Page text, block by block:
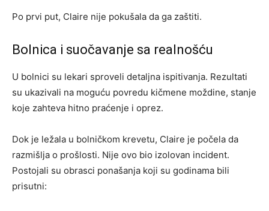
Po prvi put, Claire nije pokušala da ga zaštiti.
Bolnica i suočavanje sa realnošću
U bolnici su lekari sproveli detaljna ispitivanja. Rezultati
su ukazivali na moguću povredu kičmene moždine, stanje
koje zahteva hitno praćenje i oprez.
Dok je ležala u bolničkom krevetu, Claire je počela da
razmišlja o prošlosti. Nije ovo bio izolovan incident.
Postojali su obrasci ponašanja koji su godinama bili
prisutni: